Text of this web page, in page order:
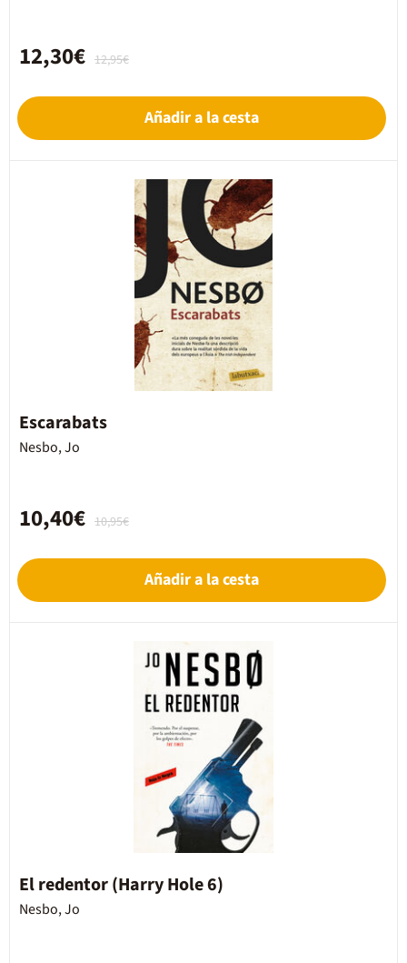
12,95€
12,30€
Añadir a la cesta
Escarabats
Nesbo, Jo
10,95€
10,40€
Añadir a la cesta
El redentor (Harry Hole 6)
Nesbo, Jo